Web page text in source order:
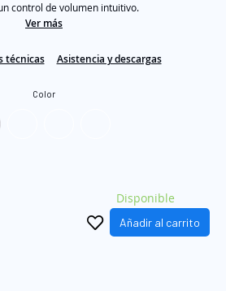
control de volumen intuitivo.
Ver más
técnicas Asistencia y descargas
Color
Disponible
Añadir al carrito